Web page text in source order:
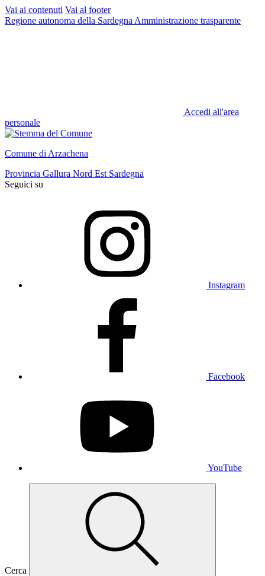
Vai ai contenuti Vai al footer
Regione autonoma della Sardegna Amministrazione trasparente
Accedi all'area
personale
Comune di Arzachena
Provincia Gallura Nord Est Sardegna
Seguici su
Instagram
Facebook
YouTube
Cerca